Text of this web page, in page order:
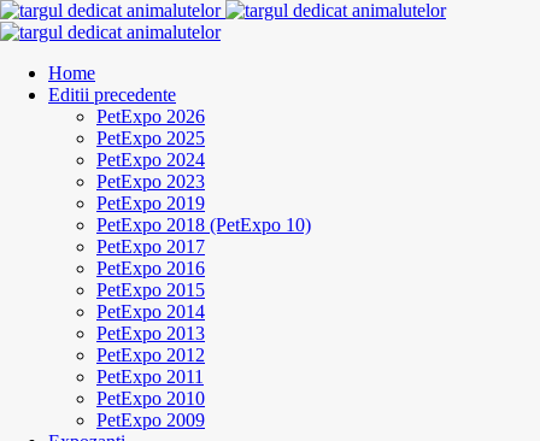
Home
Editii precedente
PetExpo 2026
PetExpo 2025
PetExpo 2024
PetExpo 2023
PetExpo 2019
PetExpo 2018 (PetExpo 10)
PetExpo 2017
PetExpo 2016
PetExpo 2015
PetExpo 2014
PetExpo 2013
PetExpo 2012
PetExpo 2011
PetExpo 2010
PetExpo 2009